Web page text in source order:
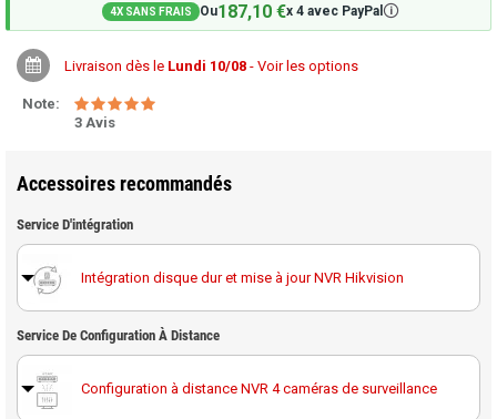
4X SANS FRAIS Ou187,10 €x 4 avec PayPal🛈
Livraison dès le Lundi 10/08 - Voir les options
Note:
3 Avis
Accessoires recommandés
Service D'intégration
Intégration disque dur et mise à jour NVR Hikvision
Service De Configuration À Distance
Configuration à distance NVR 4 caméras de surveillance